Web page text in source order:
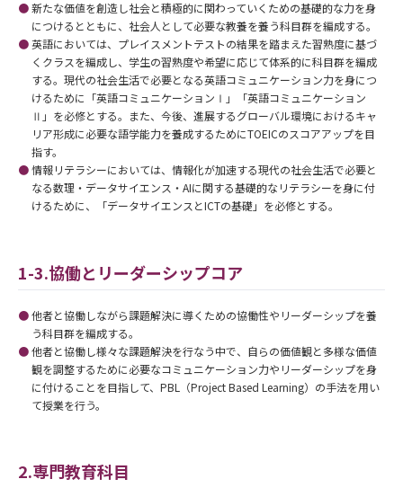
新たな価値を創造し社会と積極的に関わっていくための基礎的な力を身
につけるとともに、社会人として必要な教養を養う科目群を編成する。
英語においては、プレイスメントテストの結果を踏まえた習熟度に基づ
くクラスを編成し、学生の習熟度や希望に応じて体系的に科目群を編成
する。現代の社会生活で必要となる英語コミュニケーション力を身につ
けるために「英語コミュニケーションⅠ」「英語コミュニケーション
Ⅱ」を必修とする。また、今後、進展するグローバル環境におけるキャ
リア形成に必要な語学能力を養成するためにTOEICのスコアアップを目
指す。
情報リテラシーにおいては、情報化が加速する現代の社会生活で必要と
なる数理・データサイエンス・AIに関する基礎的なリテラシーを身に付
けるために、「データサイエンスとICTの基礎」を必修とする。
1-3.協働とリーダーシップコア
他者と協働しながら課題解決に導くための協働性やリーダーシップを養
う科目群を編成する。
他者と協働し様々な課題解決を行なう中で、自らの価値観と多様な価値
観を調整するために必要なコミュニケーション力やリーダーシップを身
に付けることを目指して、PBL（Project Based Learning）の手法を用い
て授業を行う。
2.専門教育科目